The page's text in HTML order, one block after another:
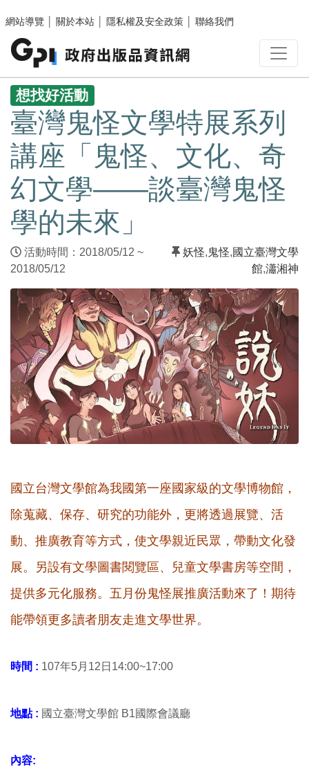
網站導覽
關於本站 隱私權及安全政策 聯絡我們
:::
想找好活動
臺灣鬼怪文學特展系列
講座「鬼怪、文化、奇
幻文學——談臺灣鬼怪
學的未來」
活動時間：2018/05/12 ~
2018/05/12
妖怪,鬼怪,國立臺灣文學
館,瀟湘神
國立台灣文學館為我國第一座國家級的文學博物館，
除蒐藏、保存、研究的功能外，更將透過展覽、活
動、推廣教育等方式，使文學親近民眾，帶動文化發
展。另設有文學圖書閱覽區、兒童文學書房等空間，
提供多元化服務。五月份鬼怪展推廣活動來了！期待
能帶領更多讀者朋友走進文學世界。
時間 : 107年5月12日14:00~17:00
地點 : 國立臺灣文學館 B1國際會議廳
內容: